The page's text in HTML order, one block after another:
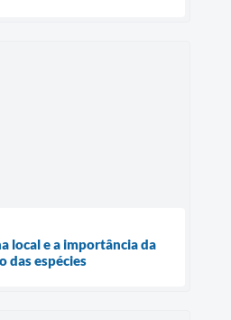
local e a importância da
das espécies